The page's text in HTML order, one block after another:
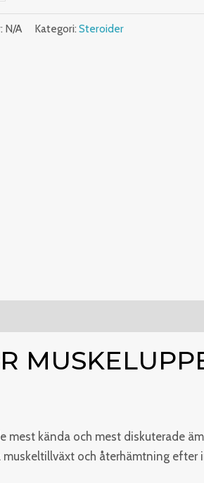
N/A Kategori: Steroider
mest kända och mest diskuterade
och återhämtning efter